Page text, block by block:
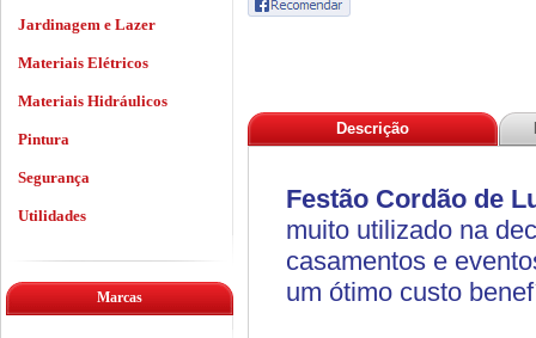
Descrição
Festão Cordão de
muito utilizado na
casamentos e
um ótimo custo
Jardinagem e Lazer
Materiais Elétricos
Materiais Hidráulicos
Pintura
Segurança
Utilidades
Marcas